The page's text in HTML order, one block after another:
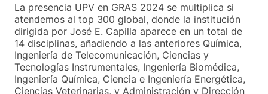
La presencia UPV en GRAS 2024 se multiplica si
atendemos al top 300 global, donde la institución
dirigida por José E. Capilla aparece en un total de
14 disciplinas, añadiendo a las anteriores Química,
Ingeniería de Telecomunicación, Ciencias y
Tecnologías Instrumentales, Ingeniería Biomédica,
Ingeniería Química, Ciencia e Ingeniería Energética,
Ciencias Veterinarias, y Administración y Dirección